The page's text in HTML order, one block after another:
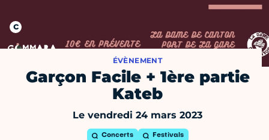
ÉVÈNEMENT
Garçon Facile + 1ère partie
Kateb
Le vendredi 24 mars 2023
Concerts Festivals